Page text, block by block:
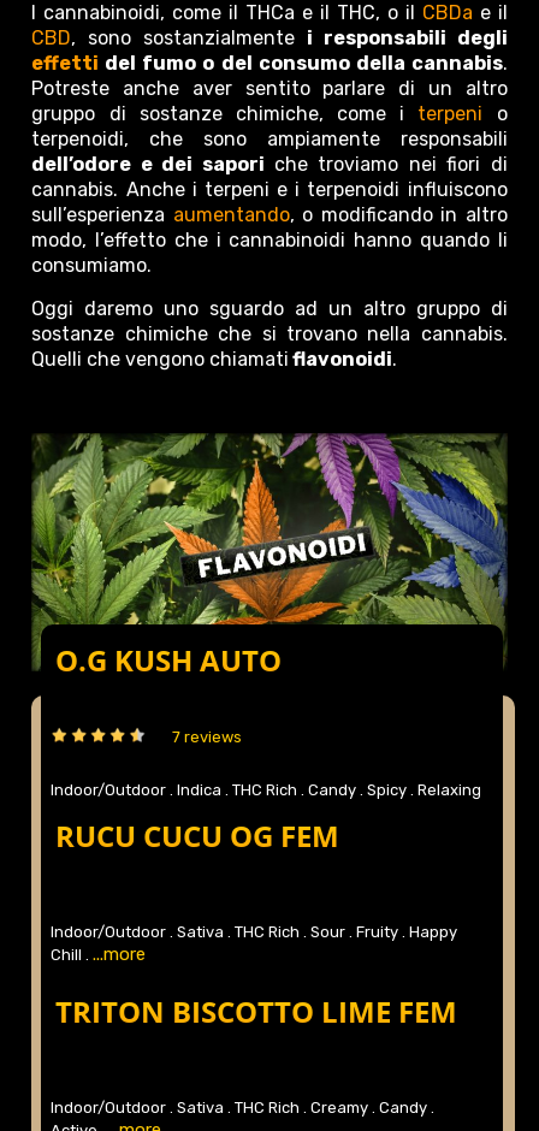
I cannabinoidi, come il THCa e il THC, o il CBDa e il
CBD, sono sostanzialmente i responsabili degli
effetti del fumo o del consumo della cannabis.
Potreste anche aver sentito parlare di un altro
gruppo di sostanze chimiche, come i terpeni o
terpenoidi, che sono ampiamente responsabili
dell’odore e dei sapori che troviamo nei fiori di
cannabis. Anche i terpeni e i terpenoidi influiscono
sull’esperienza aumentando, o modificando in altro
modo, l’effetto che i cannabinoidi hanno quando li
consumiamo.
Oggi daremo uno sguardo ad un altro gruppo di
sostanze chimiche che si trovano nella cannabis.
Quelli che vengono chiamati flavonoidi.
O.G KUSH AUTO
7 reviews
Indoor/Outdoor .Indica .THC Rich .Candy .Spicy .Relaxing
RUCU CUCU OG FEM
Indoor/Outdoor .Sativa .THC Rich .Sour .Fruity .Happy
Chill ....more
TRITON BISCOTTO LIME FEM
Indoor/Outdoor .Sativa .THC Rich .Creamy .Candy .